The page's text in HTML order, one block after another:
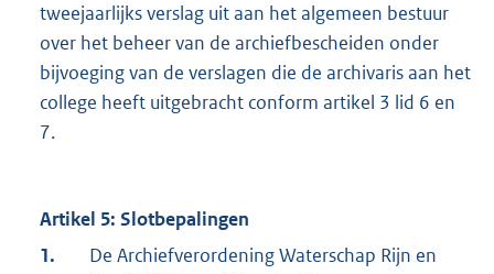
tweejaarlijks verslag uit aan het algemeen bestuur
over het beheer van de archiefbescheiden onder
bijvoeging van de verslagen die de archivaris aan het
college heeft uitgebracht conform artikel 3 lid 6 en
7.
Artikel 5: Slotbepalingen
1.
De Archiefverordening Waterschap Rijn en